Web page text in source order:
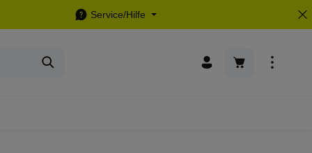
Service/Hilfe
Warenkorb